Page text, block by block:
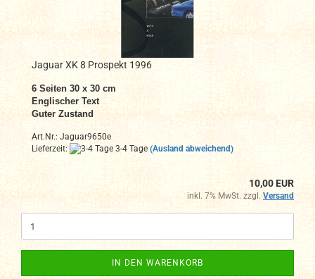
Jaguar XK 8 Prospekt 1996
6 Seiten 30 x 30 cm
Englischer Text
Guter Zustand
Art.Nr.: Jaguar9650e
Lieferzeit:
3-4 Tage (Ausland abweichend)
10,00 EUR
inkl. 7% MwSt. zzgl. Versand
IN DEN WARENKORB